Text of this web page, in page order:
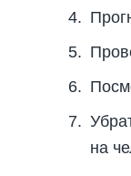
на